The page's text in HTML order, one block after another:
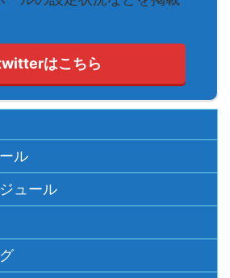
はこちら
ル
ュール